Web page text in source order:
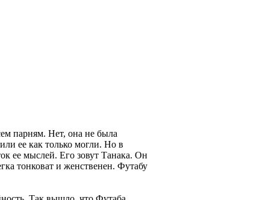
парням. Нет, она не была
ее как только могли. Но в
ее мыслей. Его зовут Танака. Он
тонковат и женственен. Футабу